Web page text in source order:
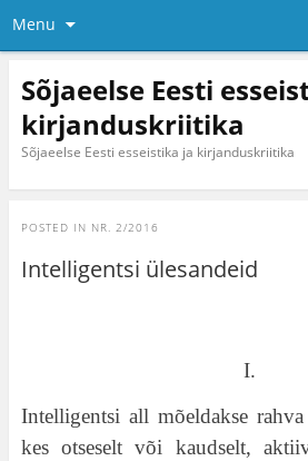
Menu
Sõjaeelse Eesti
kirjanduskriitika
Sõjaeelse Eesti esseistika ja kirjanduskriitika
POSTED IN NR. 2/2016
Intelligentsi ülesandeid
I.
Intelligentsi all mõeldakse
kes otseselt või kaudselt,